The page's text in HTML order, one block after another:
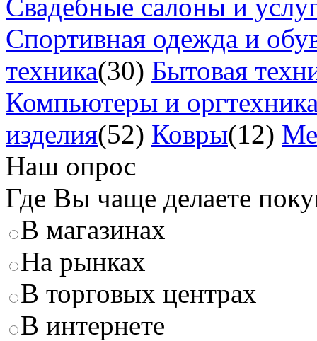
Свадебные салоны и
Спортивная одежда и
техника(30) Бытовая
Компьютеры и
изделия(52) Ковры(12)
Наш опрос
Где Вы чаще делаете
В магазинах
На рынках
В торговых центрах
В интернете